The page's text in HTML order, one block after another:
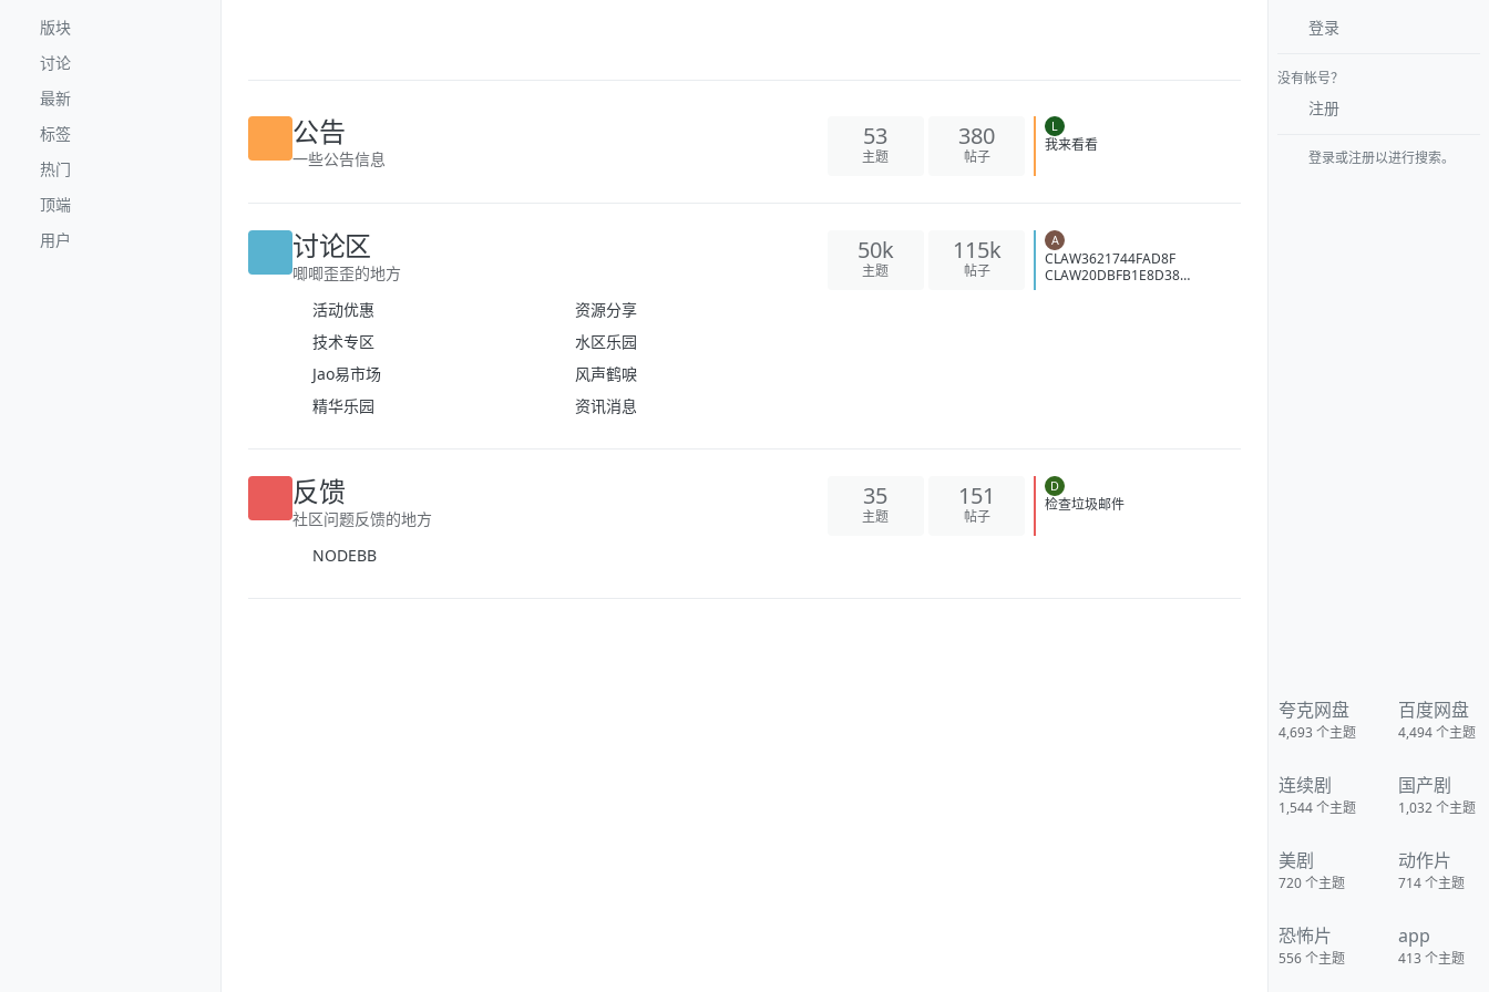
版块
讨论
最新
标签
热门
顶端
用户
公告
一些公告信息
53
主题
380
帖子
L
我来看看
讨论区
唧唧歪歪的地方
活动优惠
资源分享
技术专区
水区乐园
Jao易市场
风声鹤唳
精华乐园
资讯消息
50k
主题
115k
帖子
A
CLAW3621744FAD8F
CLAW20DBFB1E8D38
反馈
社区问题反馈的地方
NODEBB
35
主题
151
帖子
D
检查垃圾邮件
登录
没有帐号？
注册
登录或注册以进行搜索。
夸克网盘
4,693个主题
百度网盘
4,494个主题
连续剧
1,544个主题
国产剧
1,032个主题
美剧
720个主题
动作片
714个主题
恐怖片
556个主题
app
413个主题